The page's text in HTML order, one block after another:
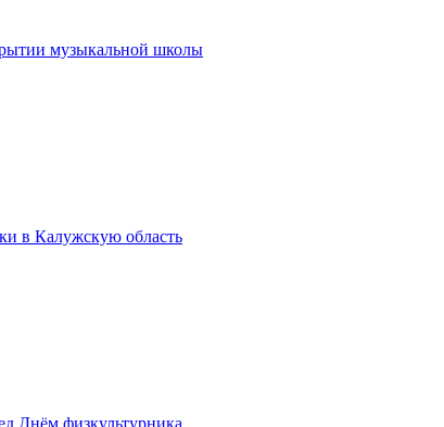
музыкальной школы
в Калужскую область
Днём физкультурника